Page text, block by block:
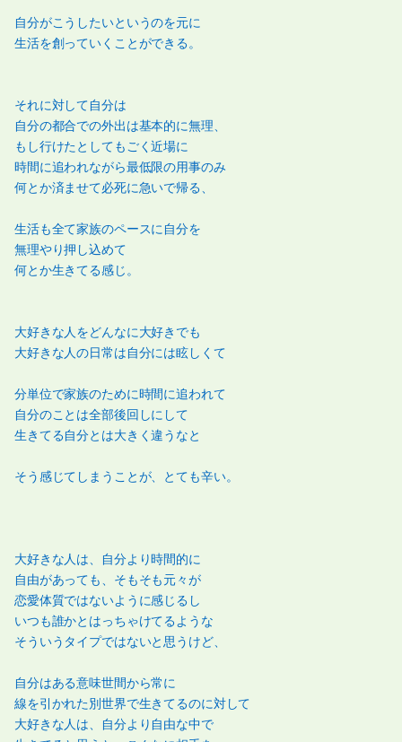
自分がこうしたいというのを元に
生活を創っていくことができる。
それに対して自分は
自分の都合での外出は基本的に無理、
もし行けたとしてもごく近場に
時間に追われながら最低限の用事のみ
何とか済ませて必死に急いで帰る、
生活も全て家族のペースに自分を
無理やり押し込めて
何とか生きてる感じ。
大好きな人をどんなに大好きでも
大好きな人の日常は自分には眩しくて
分単位で家族のために時間に追われて
自分のことは全部後回しにして
生きてる自分とは大きく違うなと
そう感じてしまうことが、とても辛い。
大好きな人は、自分より時間的に
自由があっても、そもそも元々が
恋愛体質ではないように感じるし
いつも誰かとはっちゃけてるような
そういうタイプではないと思うけど、
自分はある意味世間から常に
線を引かれた別世界で生きてるのに対して
大好きな人は、自分より自由な中で